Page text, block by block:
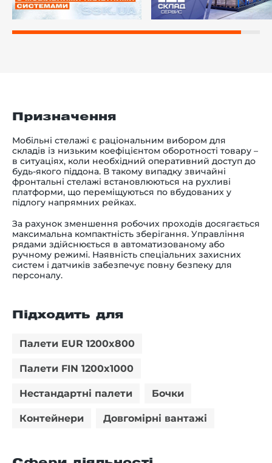
Призначення
Мобільні стелажі є раціональним вибором для
складів із низьким коефіцієнтом оборотності товару –
в ситуаціях, коли необхідний оперативний доступ до
будь-якого піддона. В такому випадку звичайні
фронтальні стелажі встановлюються на рухливі
платформи, що переміщуються по вбудованих у
підлогу напрямних рейках.
За рахунок зменшення робочих проходів досягається
максимальна компактність зберігання. Управління
рядами здійснюється в автоматизованому або
ручному режимі. Наявність спеціальних захисних
систем і датчиків забезпечує повну безпеку для
персоналу.
Підходить для
Палети EUR 1200x800
Палети FIN 1200x1000
Нестандартні палети Бочки
Контейнери Довгомірні вантажі